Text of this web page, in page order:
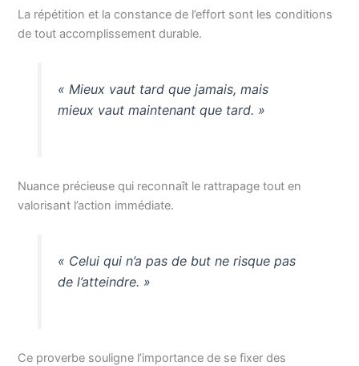
La répétition et la constance de l’effort sont les conditions
de tout accomplissement durable.
« Mieux vaut tard que jamais, mais
mieux vaut maintenant que tard. »
Nuance précieuse qui reconnaît le rattrapage tout en
valorisant l’action immédiate.
« Celui qui n’a pas de but ne risque pas
de l’atteindre. »
Ce proverbe souligne l’importance de se fixer des